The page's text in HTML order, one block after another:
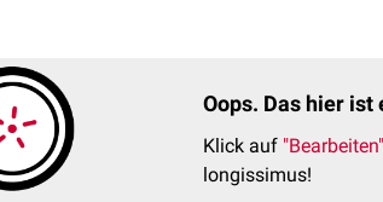
Oops. Das hier
Klick auf "Bearbeiten"
longissimus!